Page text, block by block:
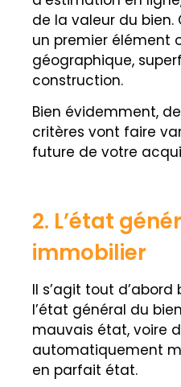
de la valeur du
un premier élément
géographique,
construction.
Bien évidemment,
critères vont faire
future de votre
2. L’état
immobilier
Il s’agit tout
l’état général du
mauvais état, voire
automatiquement
en parfait état.